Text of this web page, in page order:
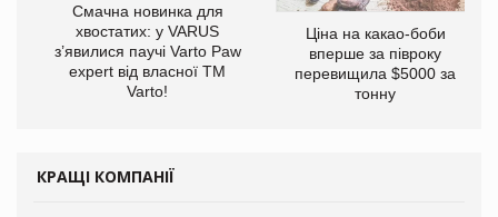
Смачна новинка для
хвостатих: у VARUS
з’явилися паучі Varto Paw
expert від власної ТМ
Varto!
Ціна на какао-боби
вперше за півроку
перевищила $5000 за
тонну
КРАЩІ КОМПАНІЇ